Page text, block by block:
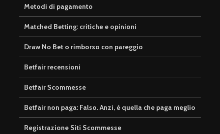
Metodi di pagamento
Matched Betting: critiche e opinioni
Draw No Bet o rimborso con pareggio
Betfair recensioni
Betfair Scommesse
Betfair non paga: Falso. Anzi, è quella che paga meglio
Registrazione Siti Scommesse